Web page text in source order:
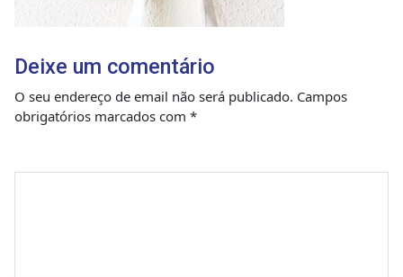
Deixe um comentário
O seu endereço de email não será publicado. Campos
obrigatórios marcados com *